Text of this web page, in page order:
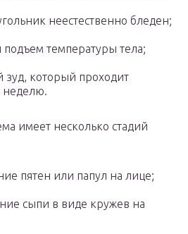
неестественно бледен;
температуры тела;
который проходит
неделю.
имеет несколько стадий
пятен или папул на лице;
сыпи в виде кружев на